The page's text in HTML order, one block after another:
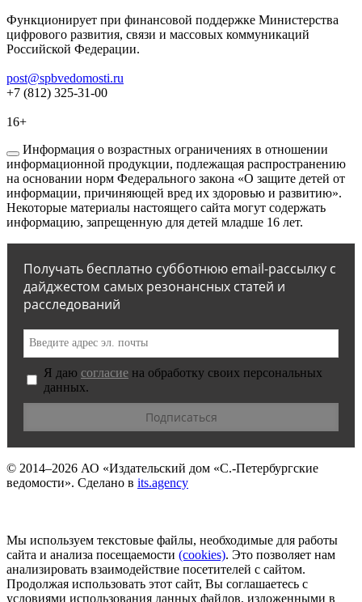
Функционирует при финансовой поддержке Министерства
цифрового развития, связи и массовых коммуникаций
Российской Федерации.
post@spbvedomosti.ru
+7 (812) 325-31-00
16+
Информация о возрастных ограничениях в отношении
информационной продукции, подлежащая распространению
на основании норм Федерального закона «О защите детей от
информации, причиняющей вред их здоровью и развитию».
Некоторые материалы настоящего сайта могут содержать
информацию, запрещенную для детей младше 16 лет.
Получать бесплатно субботнюю email-рассылку с
дайджестом самых резонансных статей и
расследований
Я даю согласие на обработку своих персональных
данных.
© 2014–2026 АО «Издательский дом «С.-Петербургские
ведомости». Сделано в its.agency
Мы используем текстовые файлы, необходимые для работы
сайта и анализа посещаемости (сookies). Это позволяет нам
анализировать взаимодействие посетителей с сайтом.
Продолжая использовать этот сайт, Вы соглашаетесь с
условиями использования данных файлов, изложенными в